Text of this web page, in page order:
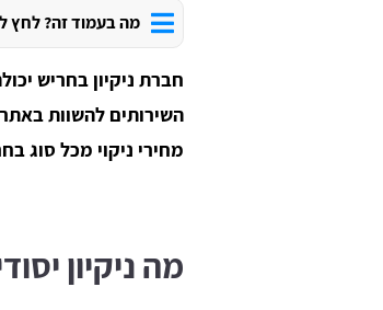
מה בעמוד זה? לחץ
חברת ניקיון בחריש
השירותים להשוות
מחירי ניקוי מכל סוג
מה ניקיון